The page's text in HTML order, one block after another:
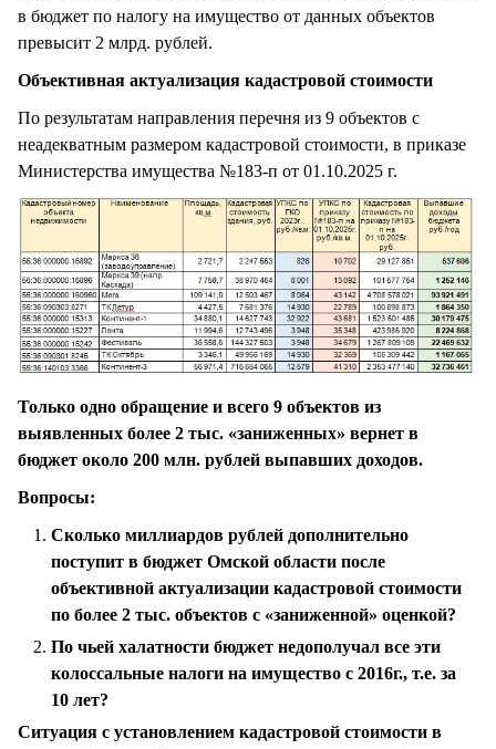
в бюджет по налогу на имущество от данных объектов
превысит 2 млрд. рублей.
Объективная актуализация кадастровой стоимости
По результатам направления перечня из 9 объектов с
неадекватным размером кадастровой стоимости, в приказе
Министерства имущества №183-п от 01.10.2025 г.
Только одно обращение и всего 9 объектов из
выявленных более 2 тыс. «заниженных» вернет в
бюджет около 200 млн. рублей выпавших доходов.
Вопросы:
Сколько миллиардов рублей дополнительно
поступит в бюджет Омской области после
объективной актуализации кадастровой стоимости
по более 2 тыс. объектов с «заниженной» оценкой?
По чьей халатности бюджет недополучал все эти
колоссальные налоги на имущество с 2016г., т.е. за
10 лет?
Ситуация с установлением кадастровой стоимости в